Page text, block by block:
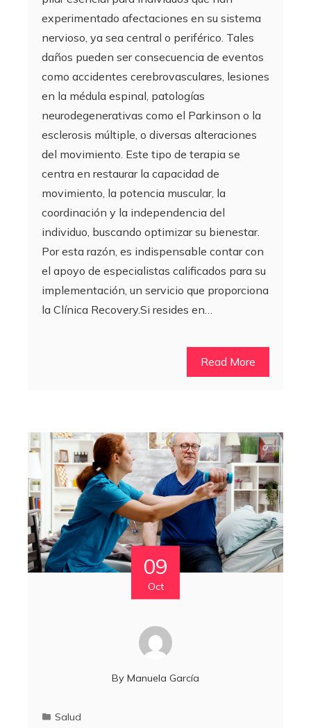
experimentado afectaciones en su sistema
nervioso, ya sea central o periférico. Tales
daños pueden ser consecuencia de eventos
como accidentes cerebrovasculares, lesiones
en la médula espinal, patologías
neurodegenerativas como el Parkinson o la
esclerosis múltiple, o diversas alteraciones
del movimiento. Este tipo de terapia se
centra en restaurar la capacidad de
movimiento, la potencia muscular, la
coordinación y la independencia del
individuo, buscando optimizar su bienestar.
Por esta razón, es indispensable contar con
el apoyo de especialistas calificados para su
implementación, un servicio que proporciona
la Clínica Recovery.Si resides en…
Read More
09
Oct
By Manuela García
Salud